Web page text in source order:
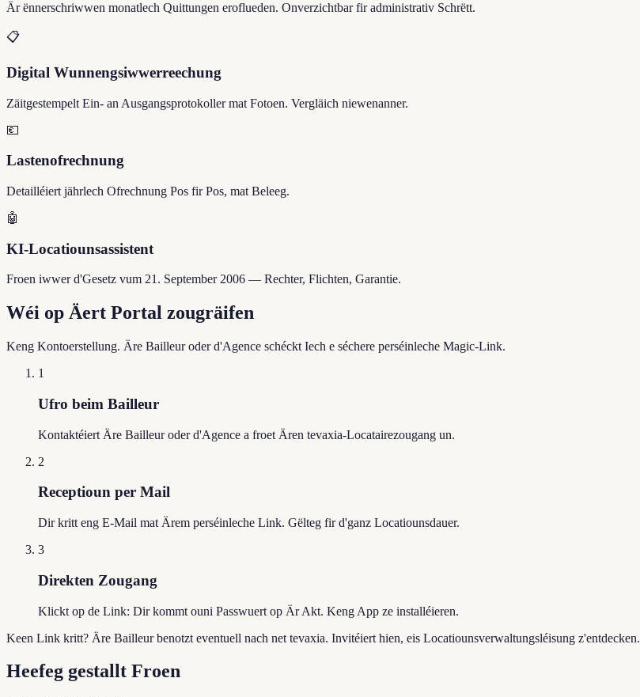
Är ënnerschriwwen monatlech Quittungen eroflueden. Onverzichtbar fir administrativ Schrëtt.
📋
Digital Wunnengsiwwerreechung
Zäitgestempelt Ein- an Ausgangsprotokoller mat Fotoen. Vergläich niewenanner.
💶
Lastenofrechnung
Detailléiert jährlech Ofrechnung Pos fir Pos, mat Beleeg.
🤖
KI-Locatiounsassistent
Froen iwwer d'Gesetz vum 21. September 2006 — Rechter, Flichten, Garantie.
Wéi op Äert Portal zougräifen
Keng Kontoerstellung. Äre Bailleur oder d'Agence schéckt Iech e séchere perséinleche Magic-Link.
1
Ufro beim Bailleur
Kontaktéiert Äre Bailleur oder d'Agence a froet Ären tevaxia-Locatairezougang un.
2
Receptioun per Mail
Dir kritt eng E-Mail mat Ärem perséinleche Link. Gëlteg fir d'ganz Locatiounsdauer.
3
Direkten Zougang
Klickt op de Link: Dir kommt ouni Passwuert op Är Akt. Keng App ze installéieren.
Keen Link kritt? Äre Bailleur benotzt eventuell nach net tevaxia. Invitéiert hien, eis Locatiounsverwaltungsléisung z'entdecken.
Heefeg gestallt Froen